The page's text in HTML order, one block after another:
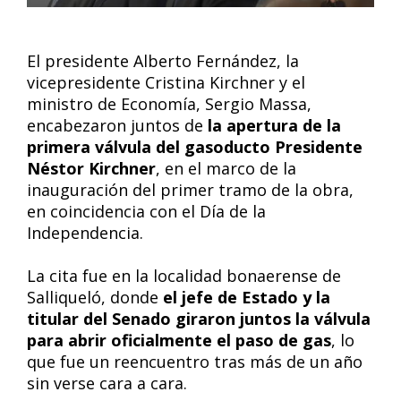
El presidente Alberto Fernández, la
vicepresidente Cristina Kirchner y el
ministro de Economía, Sergio Massa,
encabezaron juntos de la apertura de la
primera válvula del gasoducto Presidente
Néstor Kirchner, en el marco de la
inauguración del primer tramo de la obra,
en coincidencia con el Día de la
Independencia.
La cita fue en la localidad bonaerense de
Salliqueló, donde el jefe de Estado y la
titular del Senado giraron juntos la válvula
para abrir oficialmente el paso de gas, lo
que fue un reencuentro tras más de un año
sin verse cara a cara.